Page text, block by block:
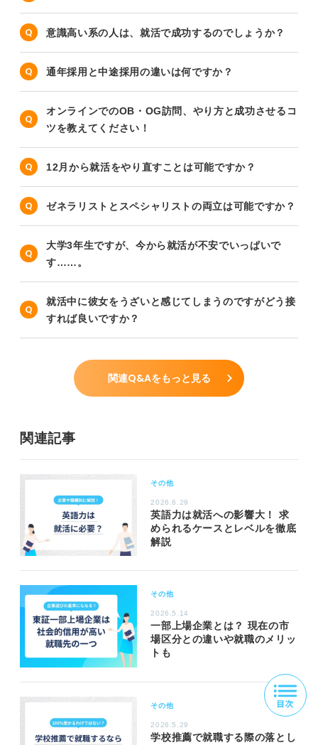
意識高い系の人は、就活で成功するのでしょうか？
通年採用と中途採用の違いは何ですか？
オンラインでのOB・OG訪問、やり方と成功させるコ
ツを教えてください！
12月から就活をやり直すことは可能ですか？
ゼネラリストとスペシャリストの両立は可能ですか？
大学3年生ですが、今から就活が不安でいっぱいで
す……。
就活中に彼女をうざいと感じてしまうのですがどう接
すれば良いですか？
関連Q&Aをもっと見る
関連記事
その他
2026.6.29
英語力は就活への影響大！ 求
められるケースとレベルを徹底
解説
その他
2026.5.14
一部上場企業とは？ 現在の市
場区分との違いや就職のメリッ
トも
その他
2026.5.29
学校推薦で就職する際の落とし